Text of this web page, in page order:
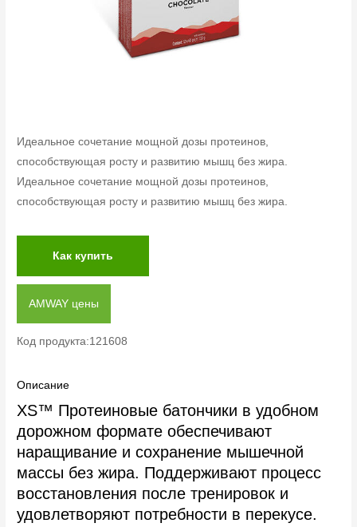
Идеальное сочетание мощной дозы протеинов,
способствующая росту и развитию мышц без жира.
Идеальное сочетание мощной дозы протеинов,
способствующая росту и развитию мышц без жира.
Как купить
AMWAY цены
Код продукта:121608
Описание
XS™ Протеиновые батончики в удобном
дорожном формате обеспечивают
наращивание и сохранение мышечной
массы без жира. Поддерживают процесс
восстановления после тренировок и
удовлетворяют потребности в перекусе.